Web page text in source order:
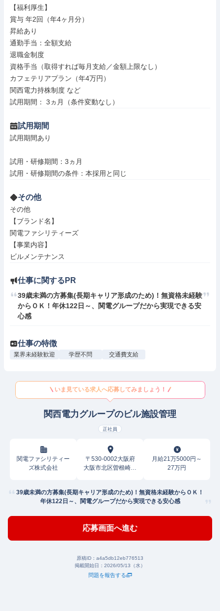
【福利厚生】
賞与 年2回（年4ヶ月分）
昇給あり
通勤手当：全額支給
退職金制度
資格手当（取得すれば毎月支給／金額上限なし）
カフェテリアプラン（年4万円）
関西電力持株制度 など
試用期間： 3ヵ月（条件変動なし）
試用期間
試用期間あり
試用・研修期間：3ヵ月
その他
その他
【ブランド名】
関電ファシリティーズ
【事業内容】
ビルメンテナンス
仕事に関するPR
39歳未満の方募集(長期キャリア形成のため)！無資格未経験
からＯＫ！年休122日～、関電グループだから実現できる安
心感
仕事の特徴
業界未経験歓迎 学歴不問 交通費支給
いま見ている求人へ応募してみましょう！
関西電力グループのビル施設管理
正社員
関電ファシリティー
ズ株式会社
〒530-0002大阪府
大阪市北区曽根崎新
月給21万5000円～
27万円
39歳未満の方募集(長期キャリア形成のため)！無資格未経験からＯＫ！
年休122日～、関電グループだから実現できる安心感
応募画面へ進む
原稿ID： a4a5db12eb776513
掲載開始日： 2026/05/13（水）
問題を報告する